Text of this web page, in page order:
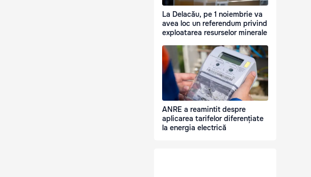
La Delacău, pe 1 noiembrie va
avea loc un referendum privind
exploatarea resurselor minerale
ANRE a reamintit despre
aplicarea tarifelor diferențiate
la energia electrică